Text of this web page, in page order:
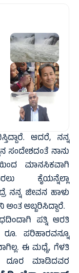
ಆದರೆ, ನನ್ನ
ಸಂದೇಶದಂತೆ ನಾನು
ಮಾನಸಿಕವಾಗಿ
ಕೈಯನ್ನೆಲ್ಲಾ
ನನ್ನ ಜೀವನ ಹಾಳು
ಅಬ್ಬರಿಸಿದ್ದಾರೆ.
ಪತ್ನಿ ಆರತಿ
ಪರಿಹಾರವನ್ನೂ
ಈ ಮಧ್ಯೆ, ಗೆಳತಿ
ದೂರ ಮಾಡಿದವರ